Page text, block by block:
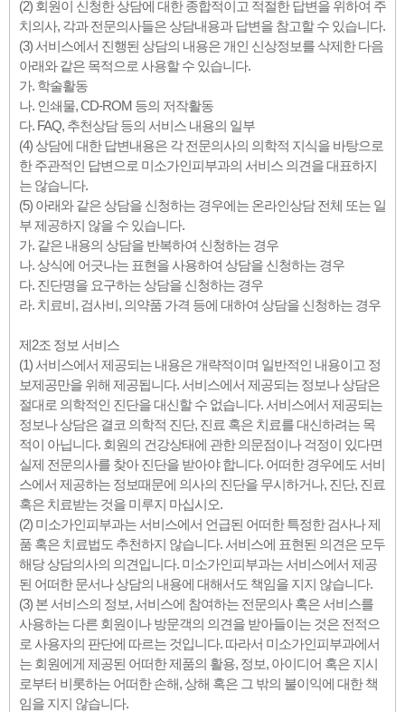
(2) 회원이 신청한 상담에 대한 종합적이고 적절한 답변을 위하여 주
치의사, 각과 전문의사들은 상담내용과 답변을 참고할 수 있습니다.
(3) 서비스에서 진행된 상담의 내용은 개인 신상정보를 삭제한 다음
아래와 같은 목적으로 사용할 수 있습니다.
가. 학술활동
나. 인쇄물, CD-ROM 등의 저작활동
다. FAQ, 추천상담 등의 서비스 내용의 일부
(4) 상담에 대한 답변내용은 각 전문의사의 의학적 지식을 바탕으로
한 주관적인 답변으로 미소가인피부과의 서비스 의견을 대표하지
는 않습니다.
(5) 아래와 같은 상담을 신청하는 경우에는 온라인상담 전체 또는 일
부 제공하지 않을 수 있습니다.
가. 같은 내용의 상담을 반복하여 신청하는 경우
나. 상식에 어긋나는 표현을 사용하여 상담을 신청하는 경우
다. 진단명을 요구하는 상담을 신청하는 경우
라. 치료비, 검사비, 의약품 가격 등에 대하여 상담을 신청하는 경우
제2조 정보 서비스
(1) 서비스에서 제공되는 내용은 개략적이며 일반적인 내용이고 정
보제공만을 위해 제공됩니다. 서비스에서 제공되는 정보나 상담은
절대로 의학적인 진단을 대신할 수 없습니다. 서비스에서 제공되는
정보나 상담은 결코 의학적 진단, 진료 혹은 치료를 대신하려는 목
적이 아닙니다. 회원의 건강상태에 관한 의문점이나 걱정이 있다면
실제 전문의사를 찾아 진단을 받아야 합니다. 어떠한 경우에도 서비
스에서 제공하는 정보때문에 의사의 진단을 무시하거나, 진단, 진료
혹은 치료받는 것을 미루지 마십시오.
(2) 미소가인피부과는 서비스에서 언급된 어떠한 특정한 검사나 제
품 혹은 치료법도 추천하지 않습니다. 서비스에 표현된 의견은 모두
해당 상담의사의 의견입니다. 미소가인피부과는 서비스에서 제공
된 어떠한 문서나 상담의 내용에 대해서도 책임을 지지 않습니다.
(3) 본 서비스의 정보, 서비스에 참여하는 전문의사 혹은 서비스를
사용하는 다른 회원이나 방문객의 의견을 받아들이는 것은 전적으
로 사용자의 판단에 따르는 것입니다. 따라서 미소가인피부과에서
는 회원에게 제공된 어떠한 제품의 활용, 정보, 아이디어 혹은 지시
로부터 비롯하는 어떠한 손해, 상해 혹은 그 밖의 불이익에 대한 책
임을 지지 않습니다.